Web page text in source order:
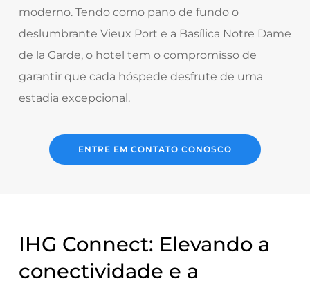
moderno. Tendo como pano de fundo o
deslumbrante Vieux Port e a Basílica Notre Dame
de la Garde, o hotel tem o compromisso de
garantir que cada hóspede desfrute de uma
estadia excepcional.
ENTRE EM CONTATO CONOSCO
IHG Connect: Elevando a
conectividade e a